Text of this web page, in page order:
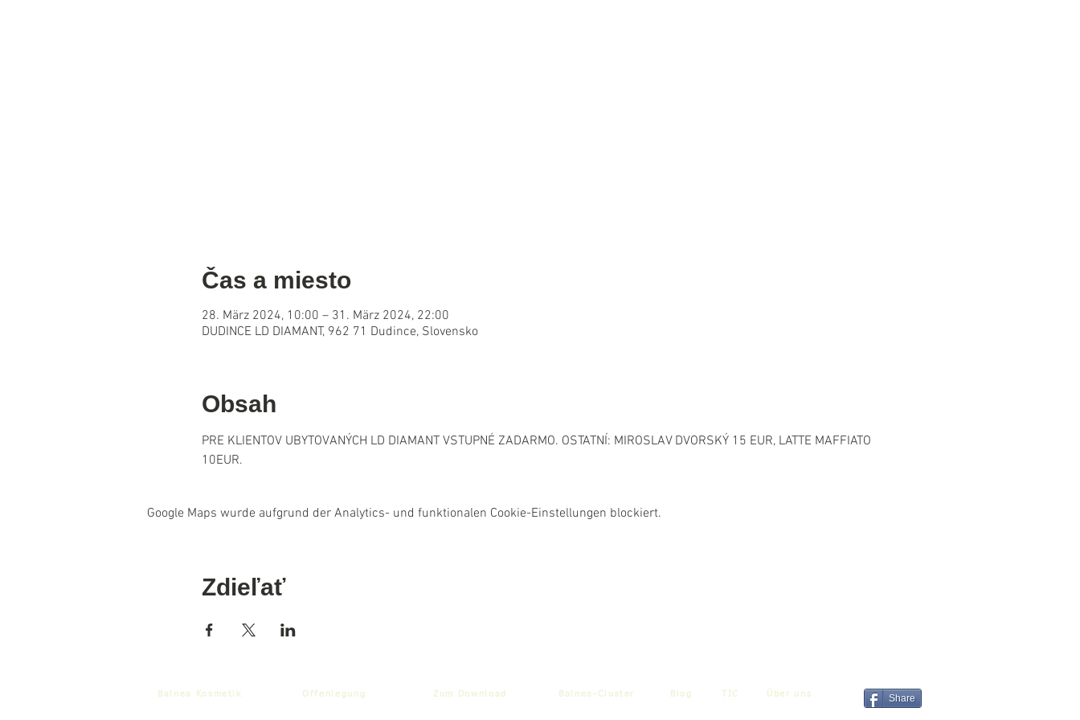
Čas a miesto
28. März 2024, 10:00 – 31. März 2024, 22:00
DUDINCE LD DIAMANT, 962 71 Dudince, Slovensko
Obsah
PRE KLIENTOV UBYTOVANÝCH LD DIAMANT VSTUPNÉ ZADARMO. OSTATNÍ: MIROSLAV DVORSKÝ 15 EUR, LATTE MAFFIATO
10EUR.
Google Maps wurde aufgrund der Analytics- und funktionalen Cookie-Einstellungen blockiert.
Zdieľať
Balnea Kosmetik Offenlegung Zum Download Balnea-Cluster Blog TIC Über uns Share